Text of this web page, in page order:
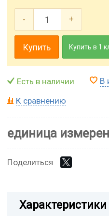
- +
Купить Купить в 1
Есть в наличии В
К сравнению
единица
Поделиться
Характеристики